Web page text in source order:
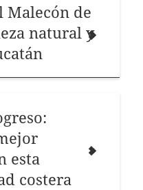
Malecón de
natural y
esta
costera